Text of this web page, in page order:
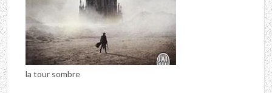
la tour sombre